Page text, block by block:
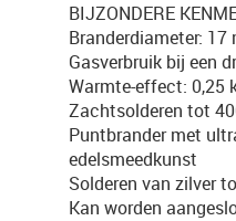
BIJZONDERE
Branderdiameter: 17
Gasverbruik bij een
Warmte-effect: 0,25
Zachtsolderen tot
Puntbrander met
edelsmeedkunst
Solderen van zilver
Kan worden